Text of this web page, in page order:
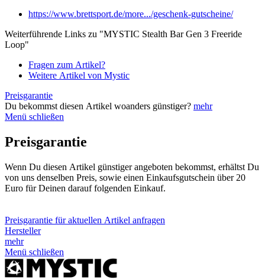
https://www.brettsport.de/more.../geschenk-gutscheine/
Weiterführende Links zu "MYSTIC Stealth Bar Gen 3 Freeride
Loop"
Fragen zum Artikel?
Weitere Artikel von Mystic
Preisgarantie
Du bekommst diesen Artikel woanders günstiger? mehr
Menü schließen
Preisgarantie
Wenn Du diesen Artikel günstiger angeboten bekommst, erhältst Du
von uns denselben Preis, sowie einen Einkaufsgutschein über 20
Euro für Deinen darauf folgenden Einkauf.
Preisgarantie für aktuellen Artikel anfragen
Hersteller
mehr
Menü schließen